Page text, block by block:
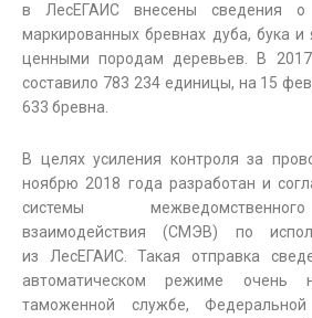
в ЛесЕГАИС внесены сведения
маркированных бревнах дуба, бука и
ценными породам деревьев. В 2017
составило 783 234 единицы, на 15
633 бревна.
В целях усиления контроля за
ноябрю 2018 года разработан и
системы
взаимодействия (СМЭВ) по
из ЛесЕГАИС. Такая отправка
автоматическом режиме очень
таможенной службе,